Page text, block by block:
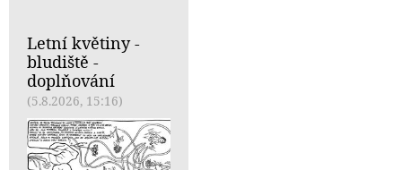
Letní květiny -
bludiště -
doplňování
(5.8.2026, 15:16)